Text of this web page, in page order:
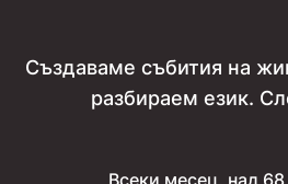
Създаваме събития на
разбираем език.
Всеки месец, над